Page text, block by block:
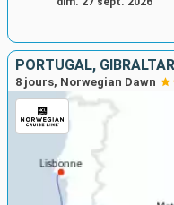
PORTUGAL,
8 jours, Norwegian Dawn